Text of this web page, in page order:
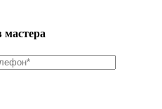
мастера